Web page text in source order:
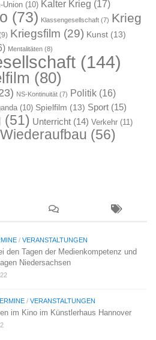
Union (10) Kalter Krieg (17)
(73) Klassengesellschaft (7) Krieg
Kriegsfilm (29) Kunst (13)
Mentalitäten (8)
(144)
(80)
NS-Kontinuität (7) Politik (16)
(10) Spielfilm (13) Sport (15)
(51) Unterricht (14) Verkehr (11)
Wiederaufbau (56)
/ VERANSTALTUNGEN
den Tagen der Medienkompetenz und
Niedersachsen
/ VERANSTALTUNGEN
im Kino im Künstlerhaus Hannover